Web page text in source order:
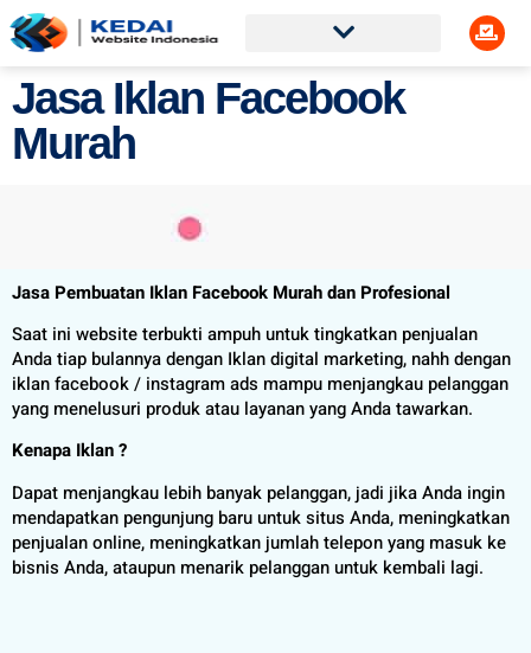
Jasa Iklan Facebook
Murah
Jasa Pembuatan Iklan Facebook Murah dan Profesional
Saat ini website terbukti ampuh untuk tingkatkan penjualan
Anda tiap bulannya dengan Iklan digital marketing, nahh dengan
iklan facebook / instagram ads mampu menjangkau pelanggan
yang menelusuri produk atau layanan yang Anda tawarkan.
Kenapa Iklan ?
Dapat menjangkau lebih banyak pelanggan, jadi jika Anda ingin
mendapatkan pengunjung baru untuk situs Anda, meningkatkan
penjualan online, meningkatkan jumlah telepon yang masuk ke
bisnis Anda, ataupun menarik pelanggan untuk kembali lagi.